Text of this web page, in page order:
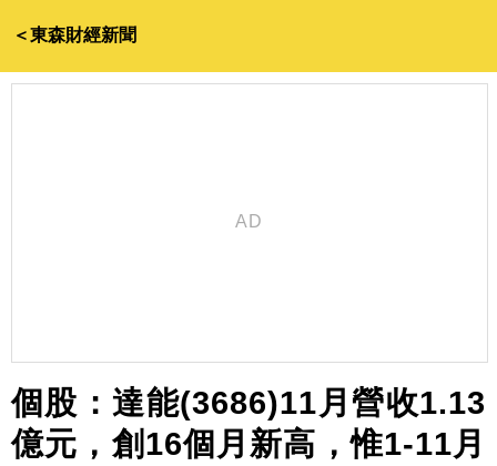
＜東森財經新聞
個股：達能(3686)11月營收1.13
億元，創16個月新高，惟1-11月